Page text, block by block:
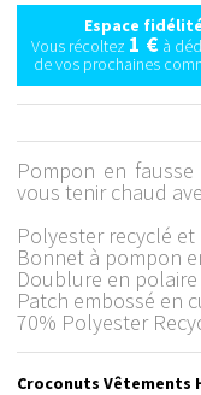
Espace fidélité
Vous récoltez 1 €à
de vos prochaines
Pompon en
vous tenir chaud
Polyester recyclé et
Bonnet à pompon
Doublure en
Patch embossé en
70% Polyester
Croconuts Vêtements